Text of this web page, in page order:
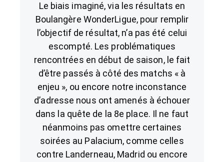
Le biais imaginé, via les résultats en
Boulangère WonderLigue, pour remplir
l’objectif de résultat, n’a pas été celui
escompté. Les problématiques
rencontrées en début de saison, le fait
d’être passés à côté des matchs « à
enjeu », ou encore notre inconstance
d’adresse nous ont amenés à échouer
dans la quête de la 8e place. Il ne faut
néanmoins pas omettre certaines
soirées au Palacium, comme celles
contre Landerneau, Madrid ou encore